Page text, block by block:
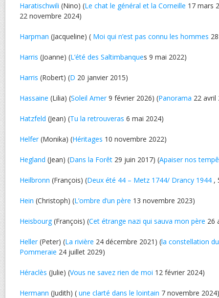
Haratischwili (Nino) (Le chat le général et la Corneille 17 mars
22 novembre 2024)
Harpman (Jacqueline) ( Moi qui n’est pas connu les hommes
Harris (Joanne) (L’été des Saltimbanques 9 mai 2022)
Harris (Robert) (D 20 janvier 2015)
Hassaine (Lilia) (Soleil Amer9 février 2026) (Panorama 22 avril
Hatzfeld (Jean) (Tu la retrouveras 6 mai 2024)
Helfer(Monika) (Héritages 10 novembre 2022)
Hegland (Jean) (Dans la Forêt 29 juin 2017) (Apaiser nos
Heilbronn (François) (Deux été 44 – Metz 1744/ Drancy 1944 ,
Hein (Christoph) (L’ombre d’un père 13 novembre 2023)
Heisbourg(François) (Cet étrange nazi qui sauva mon père 26
Heller(Peter) (La rivière 24 décembre 2021) (la constellation
Pommeraie 24 juillet 2029)
Héraclès (Julie) (Vous ne savez rien de moi 12 février 2024)
Hermann (Judith) ( une clarté dans le lointain 7 novembre 2024)